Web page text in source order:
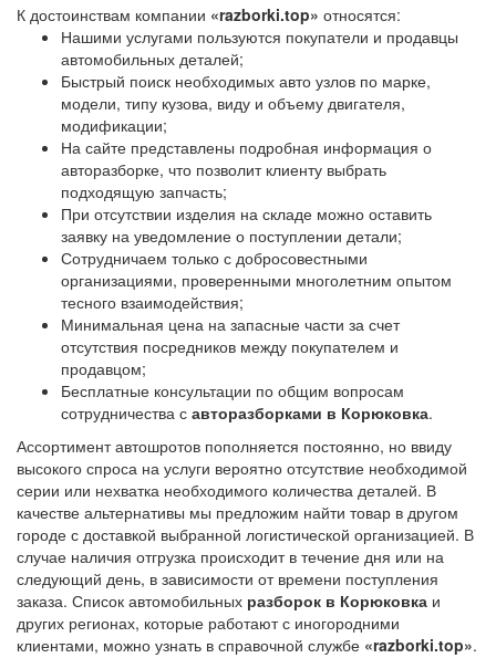
К достоинствам компании «razborki.top» относятся:
Нашими услугами пользуются покупатели и продавцы
автомобильных деталей;
Быстрый поиск необходимых авто узлов по марке,
модели, типу кузова, виду и объему двигателя,
модификации;
На сайте представлены подробная информация о
авторазборке, что позволит клиенту выбрать
подходящую запчасть;
При отсутствии изделия на складе можно оставить
заявку на уведомление о поступлении детали;
Сотрудничаем только с добросовестными
организациями, проверенными многолетним опытом
тесного взаимодействия;
Минимальная цена на запасные части за счет
отсутствия посредников между покупателем и
продавцом;
Бесплатные консультации по общим вопросам
сотрудничества с авторазборками в Корюковка.
Ассортимент автошротов пополняется постоянно, но ввиду
высокого спроса на услуги вероятно отсутствие необходимой
серии или нехватка необходимого количества деталей. В
качестве альтернативы мы предложим найти товар в другом
городе с доставкой выбранной логистической организацией. В
случае наличия отгрузка происходит в течение дня или на
следующий день, в зависимости от времени поступления
заказа. Список автомобильных разборок в Корюковка и
других регионах, которые работают с иногородними
клиентами, можно узнать в справочной службе «razborki.top».